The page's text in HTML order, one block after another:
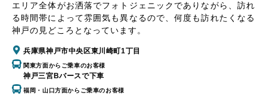
エリア全体がお洒落でフォトジェニックでありながら、訪れ
る時間帯によって雰囲気も異なるので、何度も訪れたくなる
神戸の見どころとなっています。
兵庫県神戸市中央区東川崎町1丁目
関東方面からご乗車のお客様
神戸三宮Bバースで下車
福岡・山口方面からご乗車のお客様